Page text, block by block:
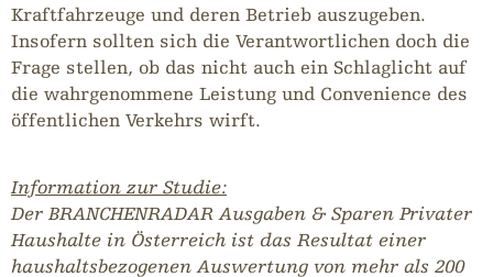
Kraftfahrzeuge und deren Betrieb auszugeben.
Insofern sollten sich die Verantwortlichen doch die
Frage stellen, ob das nicht auch ein Schlaglicht auf
die wahrgenommene Leistung und Convenience des
öffentlichen Verkehrs wirft.
Information zur Studie:
Der BRANCHENRADAR Ausgaben & Sparen Privater
Haushalte in Österreich ist das Resultat einer
haushaltsbezogenen Auswertung von mehr als 200